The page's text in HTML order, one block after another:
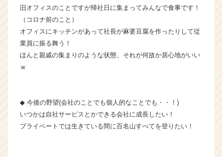
サ
チ
キ
e
e
旧オフィスのことですが帰社日に集まってみんなで食事です！
（コロナ前のこと）
オフィスにキッチンがあって社長が麻婆豆腐を作ったりして従
業員に振る舞う！
ほんと親戚の集まりのような状態、それが何故か居心地がいい
ｗ
◆ 今後の野望(会社のことでも個人的なことでも・・！)
いつかは自社サービスとかできる会社に成長したい！
プライベートでは生きている間に百名山すべてを登りたい！